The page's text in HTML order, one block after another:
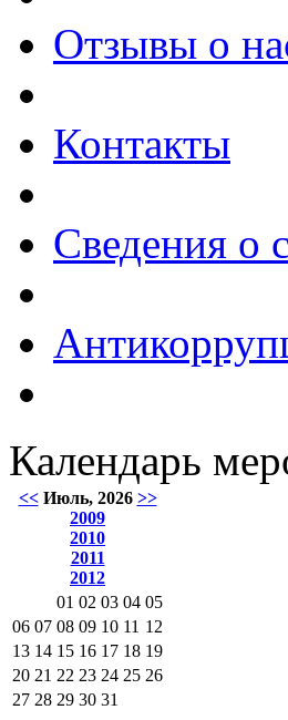
Отзывы о
Контакты
Сведения о
Календарь
<< Июль, 2026 >>
2009
2010
2011
2012
01 02 03 04 05
06 07 08 09 10 11 12
13 14 15 16 17 18 19
20 21 22 23 24 25 26
27 28 29 30 31